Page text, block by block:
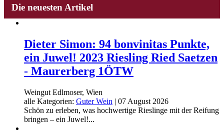
Die neuesten Artikel
Dieter Simon: 94 bonvinitas Punkte,
ein Juwel! 2023 Riesling Ried Saetzen
- Maurerberg 1ÖTW
Weingut Edlmoser, Wien
alle Kategorien: Guter Wein | 07 August 2026
Schön zu erleben, was hochwertige Rieslinge mit der Reifung
bringen – ein Juwel!...